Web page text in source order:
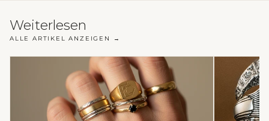
Weiterlesen
ALLE ARTIKEL ANZEIGEN →